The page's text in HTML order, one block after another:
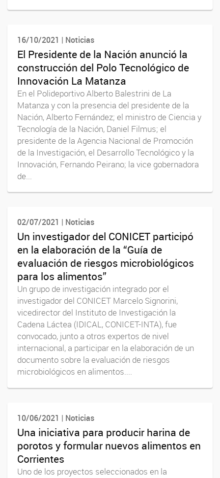
16/10/2021 | Noticias
El Presidente de la Nación anunció la
construcción del Polo Tecnológico de
Innovación La Matanza
En el Polideportivo Alberto Balestrini de La
Matanza y con la presencia del presidente de la
Nación, Alberto Fernández; el ministro de Ciencia y
Tecnología de la Nación, Daniel Filmus; el
presidente de la Agencia Nacional de Promoción
de la Investigación, el Desarrollo Tecnológico y la
Innovación, Fernando Peirano; la vice gobernadora
de...
02/07/2021 | Noticias
Un investigador del CONICET participó
en la elaboración de la “Guía de
evaluación de riesgos microbiológicos
para los alimentos”
Un grupo de investigación integrado por el
investigador del CONICET Marcelo Signorini,
vicedirector del Instituto de Investigación la
Cadena Láctea (IDICAL, CONICET-INTA), fue
convocado, junto a otros expertos de nivel
internacional, a participar en la elaboración de un
documento sobre la evaluación de riesgos
microbiológicos en alimentos....
10/06/2021 | Noticias
Una iniciativa para producir harina de
porotos y formular nuevos alimentos en
Corrientes
Uno de los proyectos seleccionados en la